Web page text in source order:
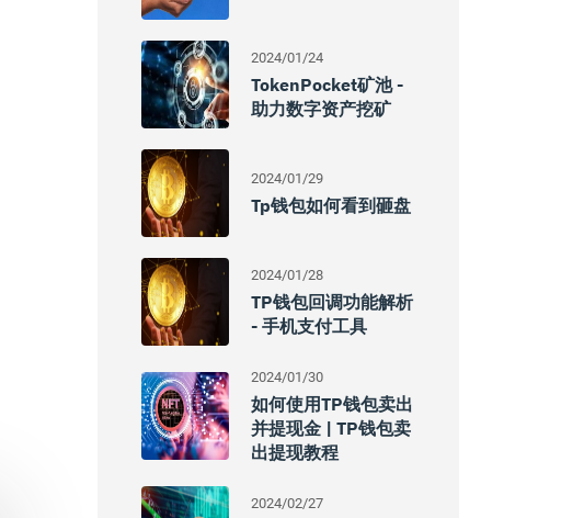
2024/01/24
TokenPocket矿池 -
助力数字资产挖矿
2024/01/29
Tp钱包如何看到砸盘
2024/01/28
TP钱包回调功能解析
- 手机支付工具
2024/01/30
如何使用TP钱包卖出
并提现金 | TP钱包卖
出提现教程
2024/02/27